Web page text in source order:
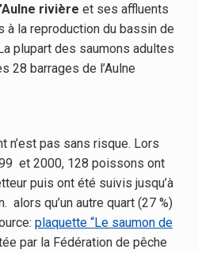
rivière et ses affluents
à la reproduction du bassin de
plupart des saumons adultes
28 barrages de l’Aulne
n’est pas sans risque. Lors
et 2000, 128 poissons ont
puis ont été suivis jusqu’à
alors qu’un autre quart (27 %)
plaquette “Le saumon de
par la Fédération de pêche